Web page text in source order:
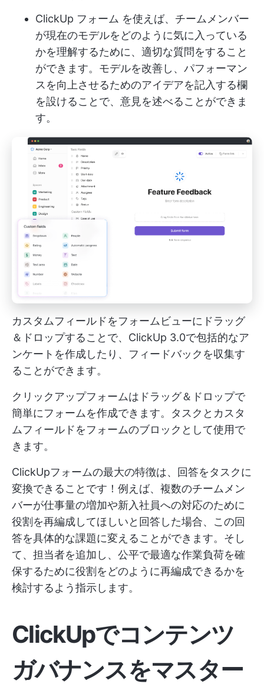
ClickUp フォーム を使えば、チームメンバー
が現在のモデルをどのように気に入っている
かを理解するために、適切な質問をすること
ができます。モデルを改善し、パフォーマン
スを向上させるためのアイデアを記入する欄
を設けることで、意見を述べることができま
す。
カスタムフィールドをフォームビューにドラッグ
＆ドロップすることで、ClickUp 3.0で包括的なア
ンケートを作成したり、フィードバックを収集す
ることができます。
クリックアップフォームはドラッグ＆ドロップで
簡単にフォームを作成できます。タスクとカスタ
ムフィールドをフォームのブロックとして使用で
きます。
ClickUpフォームの最大の特徴は、回答をタスクに
変換できることです！例えば、複数のチームメン
バーが仕事量の増加や新入社員への対応のために
役割を再編成してほしいと回答した場合、この回
答を具体的な課題に変えることができます。そし
て、担当者を追加し、公平で最適な作業負荷を確
保するために役割をどのように再編成できるかを
検討するよう指示します。
ClickUpでコンテンツ
ガバナンスをマスター